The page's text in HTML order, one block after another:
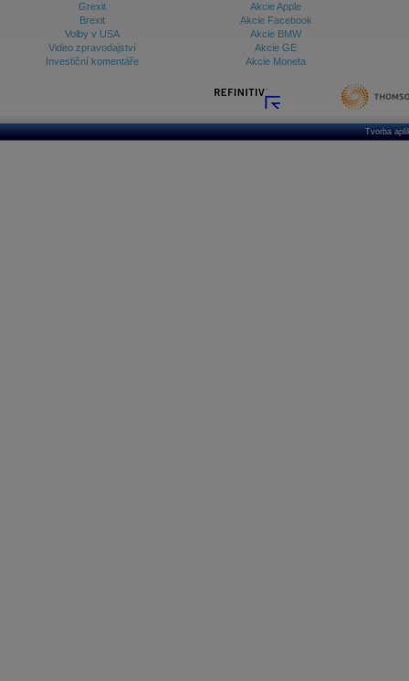
Grexit
Brexit
Volby v USA
Video zpravodajství
Investiční komentáře
Akcie Apple
Akcie Facebook
Akcie BMW
Akcie GE
Akcie Moneta
Tvorba